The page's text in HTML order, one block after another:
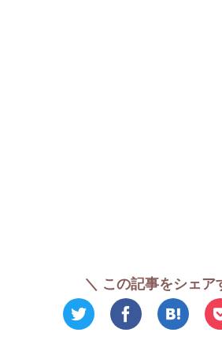
＼ この記事をシェア